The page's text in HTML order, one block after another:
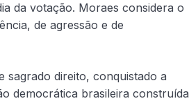
da votação. Moraes considera o
de agressão e de
sagrado direito, conquistado a
democrática brasileira construída